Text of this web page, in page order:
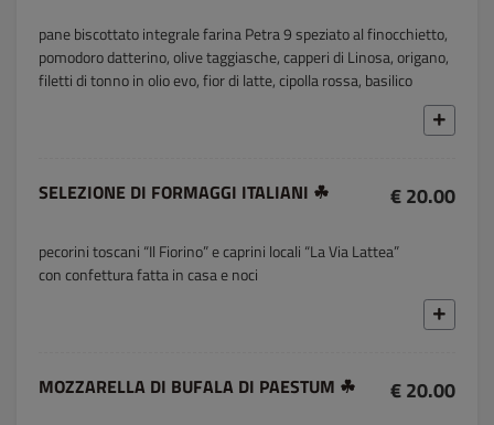
pane biscottato integrale farina Petra 9 speziato al finocchietto,
pomodoro datterino, olive taggiasche, capperi di Linosa, origano,
filetti di tonno in olio evo, fior di latte, cipolla rossa, basilico
SELEZIONE DI FORMAGGI ITALIANI ☘ € 20.00
pecorini toscani “Il Fiorino” e caprini locali “La Via Lattea”
con confettura fatta in casa e noci
MOZZARELLA DI BUFALA DI PAESTUM ☘ € 20.00